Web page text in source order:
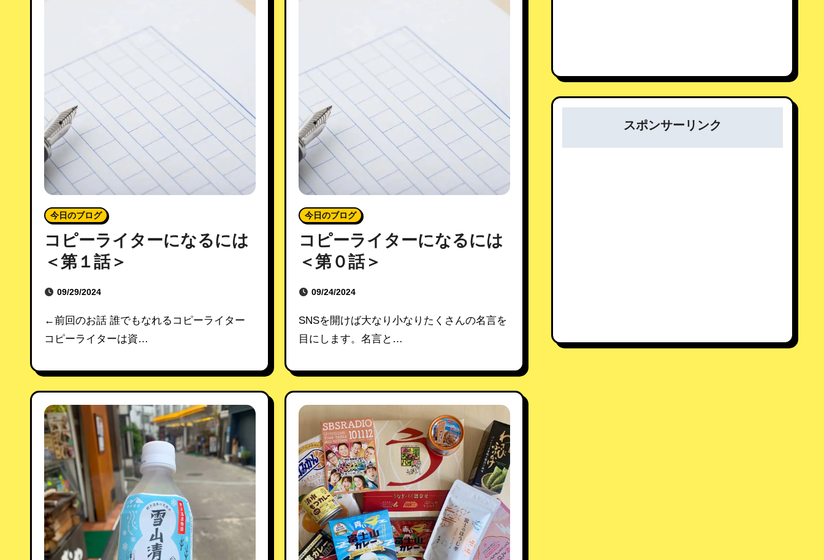
今日のブログ
コピーライターになるには
＜第１話＞
09/29/2024
←前回のお話 誰でもなれるコピーライター
コピーライターは資…
今日のブログ
コピーライターになるには
＜第０話＞
09/24/2024
SNSを開けば大なり小なりたくさんの名言を
目にします。名言と…
スポンサーリンク